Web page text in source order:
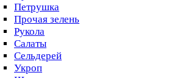
Петрушка
Прочая зелень
Рукола
Салаты
Сельдерей
Укроп